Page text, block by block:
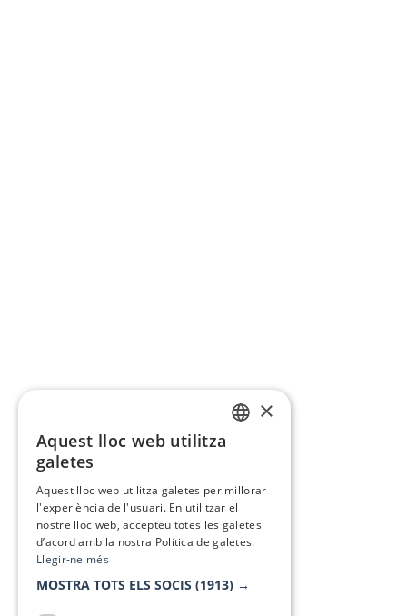
×
Aquest lloc web utilitza
galetes
Aquest lloc web utilitza galetes per millorar
l'experiència de l'usuari. En utilitzar el
nostre lloc web, accepteu totes les galetes
d’acord amb la nostra Política de galetes.
Llegir-ne més
MOSTRA TOTS ELS SOCIS (1913) →